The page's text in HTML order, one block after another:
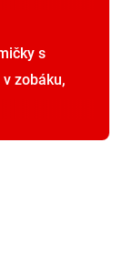
s
zobáku,